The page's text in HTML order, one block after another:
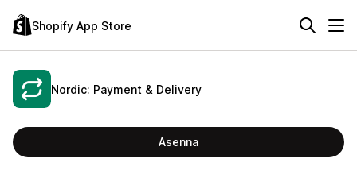
Shopify App Store
Nordic: Payment & Delivery
Asenna